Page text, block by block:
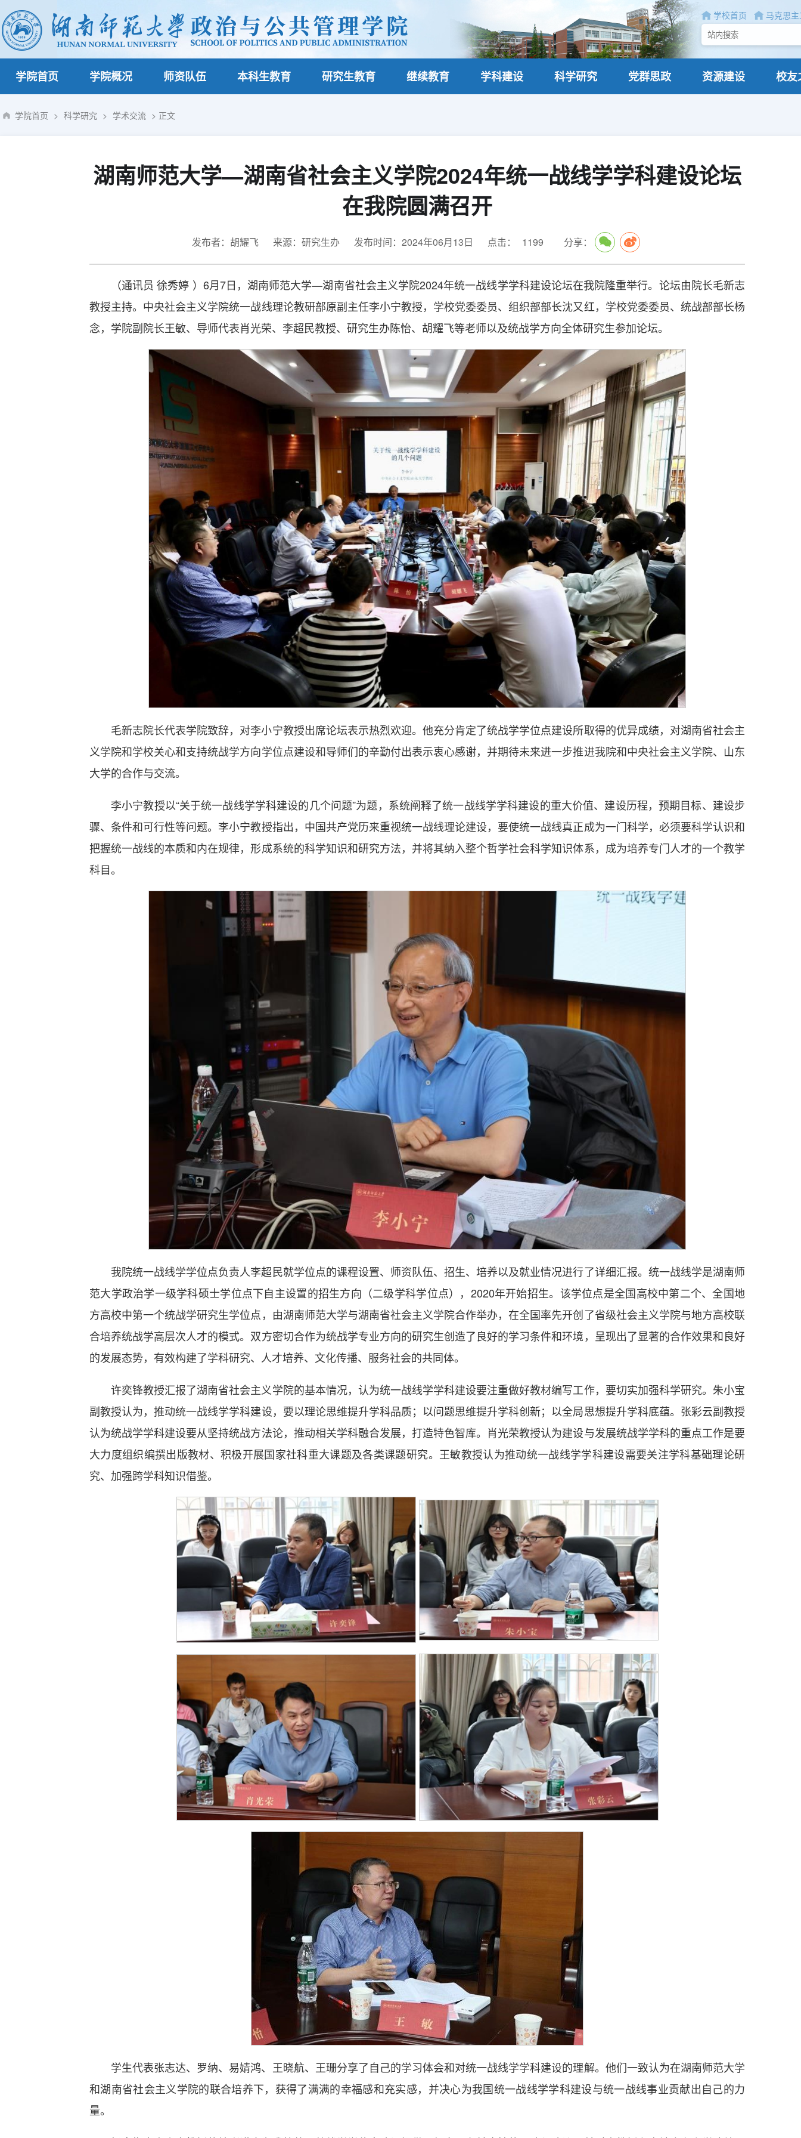
学校首页 马克思
学院首页 学院概况 师资队伍 本科生教育 研究生教育 继续教育 学科建设 科学研究 党群思政 资源建设 校友
学院首页 > 科学研究 > 学术交流 > 正文
湖南师范大学—湖南省社会主义学院2024年统一战线学学科建设论坛
在我院圆满召开
发布者：胡耀飞 来源：研究生办 发布时间：2024年06月13日 点击： 1199 分享：
（通讯员 徐秀婷 ）6月7日，湖南师范大学—湖南省社会主义学院2024年统一战线学学科建设论坛在我院隆重举行。论坛由院长毛新志
教授主持。中央社会主义学院统一战线理论教研部原副主任李小宁教授，学校党委委员、组织部部长沈又红，学校党委委员、统战部部长杨
念，学院副院长王敏、导师代表肖光荣、李超民教授、研究生办陈怡、胡耀飞等老师以及统战学方向全体研究生参加论坛。
毛新志院长代表学院致辞，对李小宁教授出席论坛表示热烈欢迎。他充分肯定了统战学学位点建设所取得的优异成绩，对湖南省社会主
义学院和学校关心和支持统战学方向学位点建设和导师们的辛勤付出表示衷心感谢，并期待未来进一步推进我院和中央社会主义学院、山东
大学的合作与交流。
李小宁教授以“关于统一战线学学科建设的几个问题”为题，系统阐释了统一战线学学科建设的重大价值、建设历程，预期目标、建设步
骤、条件和可行性等问题。李小宁教授指出，中国共产党历来重视统一战线理论建设，要使统一战线真正成为一门科学，必须要科学认识和
把握统一战线的本质和内在规律，形成系统的科学知识和研究方法，并将其纳入整个哲学社会科学知识体系，成为培养专门人才的一个教学
科目。
我院统一战线学学位点负责人李超民就学位点的课程设置、师资队伍、招生、培养以及就业情况进行了详细汇报。统一战线学是湖南师
范大学政治学一级学科硕士学位点下自主设置的招生方向（二级学科学位点），2020年开始招生。该学位点是全国高校中第二个、全国地
方高校中第一个统战学研究生学位点，由湖南师范大学与湖南省社会主义学院合作举办，在全国率先开创了省级社会主义学院与地方高校联
合培养统战学高层次人才的模式。双方密切合作为统战学专业方向的研究生创造了良好的学习条件和环境，呈现出了显著的合作效果和良好
的发展态势，有效构建了学科研究、人才培养、文化传播、服务社会的共同体。
许奕锋教授汇报了湖南省社会主义学院的基本情况，认为统一战线学学科建设要注重做好教材编写工作，要切实加强科学研究。朱小宝
副教授认为，推动统一战线学学科建设，要以理论思维提升学科品质；以问题思维提升学科创新；以全局思想提升学科底蕴。张彩云副教授
认为统战学学科建设要从坚持统战方法论，推动相关学科融合发展，打造特色智库。肖光荣教授认为建设与发展统战学学科的重点工作是要
大力度组织编撰出版教材、积极开展国家社科重大课题及各类课题研究。王敏教授认为推动统一战线学学科建设需要关注学科基础理论研
究、加强跨学科知识借鉴。
学生代表张志达、罗纳、易婧鸿、王晓航、王珊分享了自己的学习体会和对统一战线学学科建设的理解。他们一致认为在湖南师范大学
和湖南省社会主义学院的联合培养下，获得了满满的幸福感和充实感，并决心为我国统一战线学学科建设与统一战线事业贡献出自己的力
量。